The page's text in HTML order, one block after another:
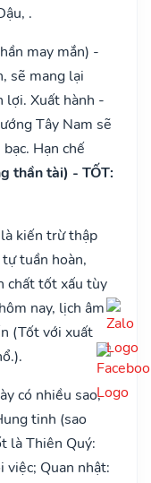
.
may mắn) -
sẽ mang lại
lợi. Xuất hành -
Tây Nam sẽ
Hạn chế
thần tài) - TỐT:
kiến trừ thập
tuần hoàn,
chất tốt xấu tùy
nay, lịch âm
(Tốt với xuất
có nhiều sao,
tinh (sao
là Thiên Quý:
Quan nhật: